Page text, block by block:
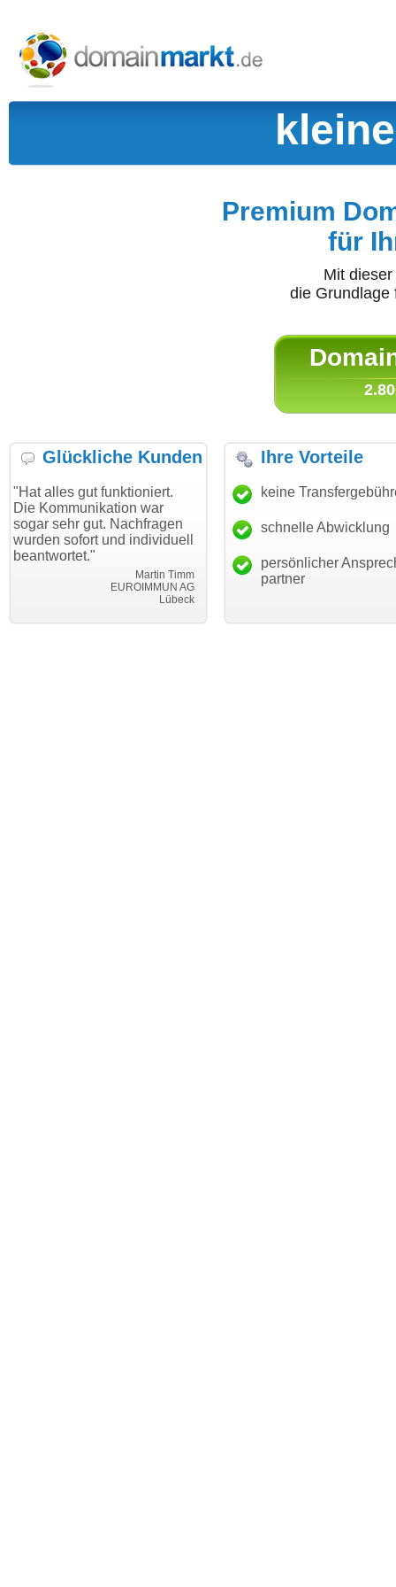
Premium
für
Mit
die
Glückliche Kunden
gut funktioniert.
war
gut. Nachfragen
und individuell
EUROIMMUN AG
"Danke für den schnellen
Transfer und guten Service!"
Thomas Schäfer
i can eckert communication GmbH
"Ich bin
haben.
mein
Ihre Vorteile
keine
schnelle Abwicklung
persönlicher
partner